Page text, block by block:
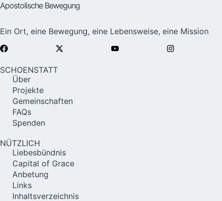
Apostolische Bewegung
Ein Ort, eine Bewegung, eine Lebensweise, eine Mission
SCHOENSTATT
Über
Projekte
Gemeinschaften
FAQs
Spenden
NÜTZLICH
Liebesbündnis
Capital of Grace
Anbetung
Links
Inhaltsverzeichnis